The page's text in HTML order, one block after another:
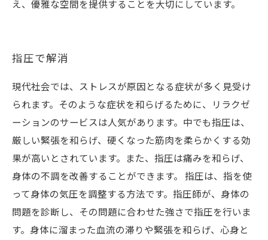
え、優雅な空間を提供することを大切にしています。
指圧で解消
現代社会では、ストレスが原因となる症状が多く見受け
られます。そのような症状を和らげるために、リラクゼ
ーションのサービスは人気があります。中でも指圧は、
厳しい緊張を和らげ、硬くなった筋肉を柔らかくする効
果が高いとされています。また、指圧は痛みを和らげ、
身体の不調を改善することができます。 指圧は、指を使
って身体の気圧を調整する方法です。指圧師が、身体の
問題を診断し、その問題に合わせた強さで指圧を行いま
す。身体に溜まった血流の滞りや緊張を和らげ、心身と